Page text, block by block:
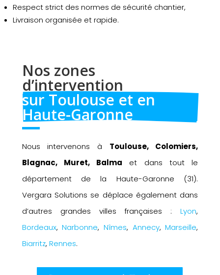
Respect strict des normes de sécurité chantier,
Livraison organisée et rapide.
Nos zones
d’intervention
sur Toulouse et en
Haute-Garonne
Nous intervenons à Toulouse, Colomiers,
Blagnac, Muret, Balma et dans tout le
département de la Haute-Garonne (31).
Vergara Solutions se déplace également dans
d’autres grandes villes françaises :Lyon,
Bordeaux,Narbonne,Nîmes, Annecy,Marseille,
Biarritz, Rennes.